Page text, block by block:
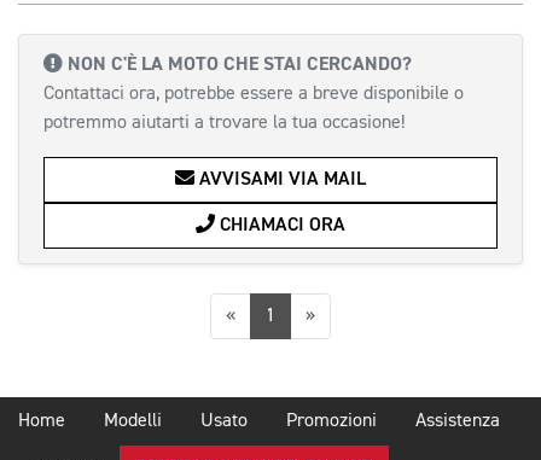
NON C'È LA MOTO CHE STAI CERCANDO?
Contattaci ora, potrebbe essere a breve disponibile o
potremmo aiutarti a trovare la tua occasione!
AVVISAMI VIA MAIL
CHIAMACI ORA
«Precedente
1 »Successiva
Home Modelli Usato Promozioni Assistenza